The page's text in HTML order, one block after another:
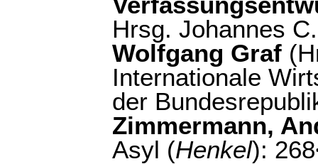
Hrsg. Johannes
Wolfgang Graf
Internationale
der
Zimmermann,
Asyl (Henkel):